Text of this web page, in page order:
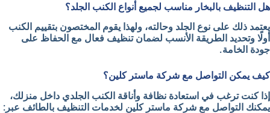
هل التنظيف بالبخار مناسب لجميع أنواع الكنب الجلد؟
يعتمد ذلك على نوع الجلد وحالته، ولهذا يقوم المختصون بتقييم الكنب
أولًا وتحديد الطريقة الأنسب لضمان تنظيف فعال مع الحفاظ على
جودة الخامة.
كيف يمكن التواصل مع شركة ماستر كلين؟
إذا كنت ترغب في استعادة نظافة وأناقة الكنب الجلدي داخل منزلك،
يمكنك التواصل مع شركة ماستر كلين لخدمات التنظيف بالطائف عبر: